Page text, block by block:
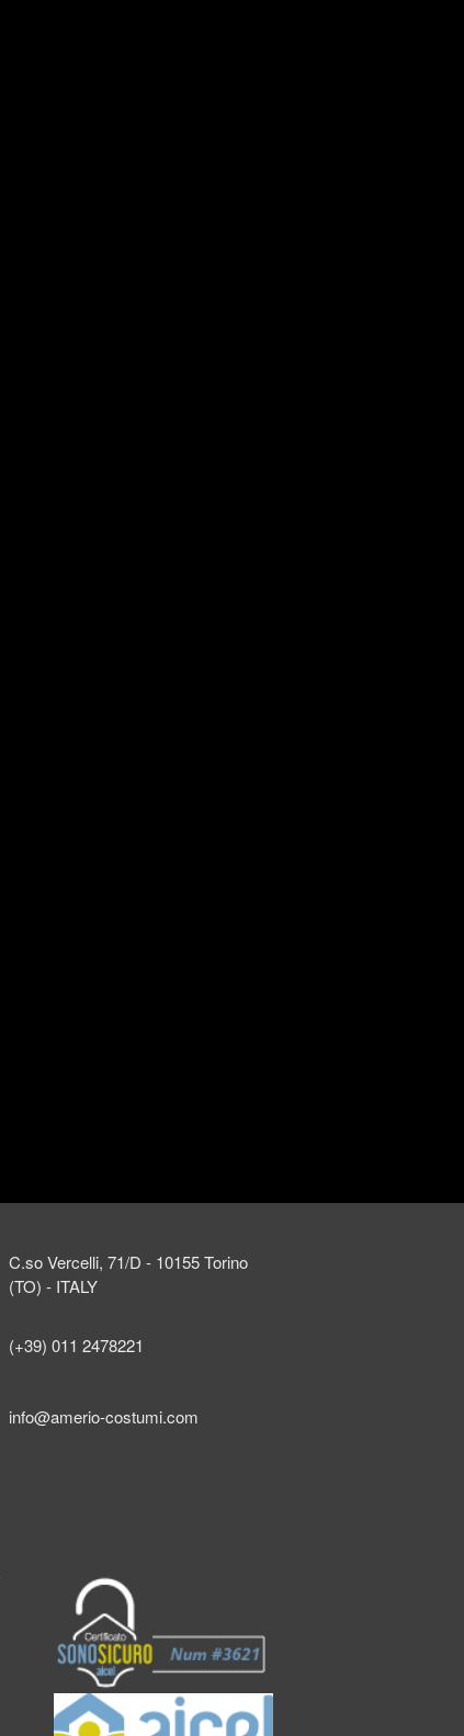
C.so Vercelli, 71/D - 10155 Torino
(TO) - ITALY
(+39) 011 2478221
info@amerio-costumi.com